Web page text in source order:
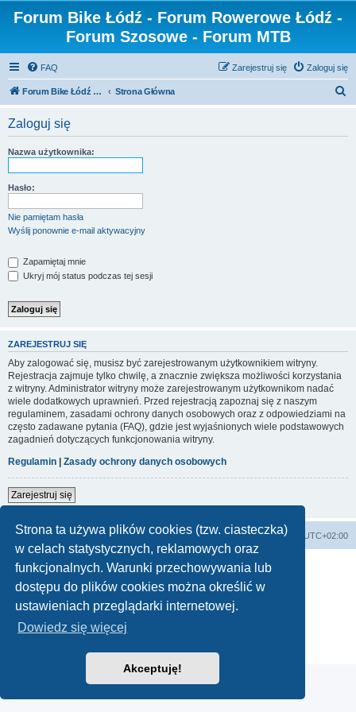
Strona ta używa plików cookies (tzw. ciasteczka)
w celach statystycznych, reklamowych oraz
funkcjonalnych. Warunki przechowywania lub
dostępu do plików cookies można określić w
ustawieniach przeglądarki internetowej.
Dowiedz się więcej
Akceptuję!
Forum Bike Łódź - Forum Rowerowe Łódź -
Forum Szosowe - Forum MTB
FAQ Zaloguj się
Zarejestruj się
Forum Bike Łódź - Forum Rowerowe Łódź - Forum Szosowe - Forum MTB Strona Główna
Zaloguj się
Nazwa użytkownika:
Hasło:
Nie pamiętam hasła
Wyślij ponownie e-mail aktywacyjny
Zapamiętaj mnie
Ukryj mój status podczas tej sesji
ZAREJESTRUJ SIĘ
Aby zalogować się, musisz być zarejestrowanym użytkownikiem witryny.
Rejestracja zajmuje tylko chwilę, a znacznie zwiększa możliwości korzystania
z witryny. Administrator witryny może zarejestrowanym użytkownikom nadać
wiele dodatkowych uprawnień. Przed rejestracją zapoznaj się z naszym
regulaminem, zasadami ochrony danych osobowych oraz z odpowiedziami na
często zadawane pytania (FAQ), gdzie jest wyjaśnionych wiele podstawowych
zagadnień dotyczących funkcjonowania witryny.
Regulamin | Zasady ochrony danych osobowych
Zarejestruj się
Forum Bike Łódź - Forum Rowerowe Łódź - Forum Szosowe - Forum MTB Strona Główna Strefa czasowa UTC+02:00
Linki partnerskie: strony www lodz ,Fotografia Analogowa
Polski pakiet językowy dostarcza